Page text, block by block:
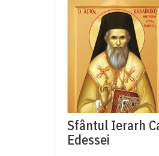
Sfântul Ierarh
Edessei